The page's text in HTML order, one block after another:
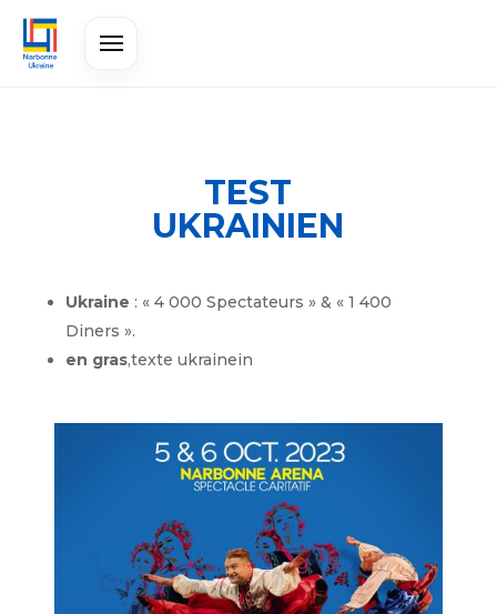
TEST
UKRAINIEN
Ukraine : « 4 000 Spectateurs » & « 1 400
Diners ».
en gras,texte ukrainein